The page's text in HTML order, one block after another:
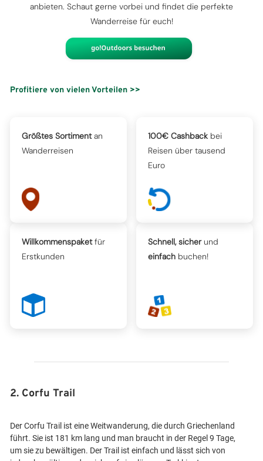
anbieten. Schaut gerne vorbei und findet die perfekte
Wanderreise für euch!
Profitiere von vielen Vorteilen >>
Größtes Sortimentan
Wanderreisen
100€ Cashback bei
Reisen über tausend
Euro
Willkommenspaketfür
Erstkunden
Schnell, sicherund
einfach buchen!
2. Corfu Trail
Der Corfu Trail ist eine Weitwanderung, die durch Griechenland
führt. Sie ist 181 km lang und man braucht in der Regel 9 Tage,
um sie zu bewältigen. Der Trail ist einfach und lässt sich von